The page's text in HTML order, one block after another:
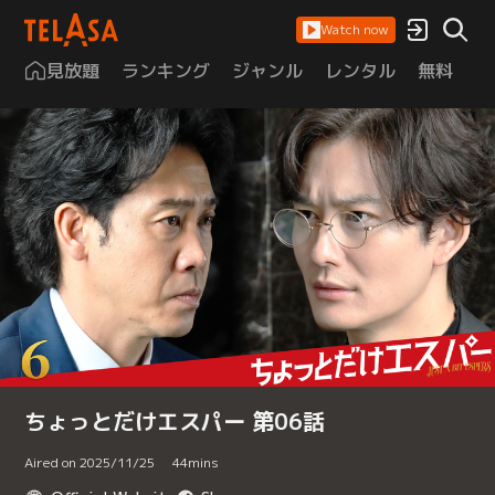
Watch now
見放題 ランキング ジャンル レンタル 無料
ちょっとだけエスパー 第06話
Aired on 2025/11/25 44mins